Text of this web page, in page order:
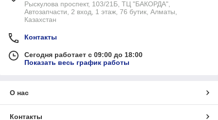
Рыскулова проспект, 103/21Б, ТЦ "БАКОРДА",
Автозапчасти, 2 вход, 1 этаж, 76 бутик, Алматы,
Казахстан
Контакты
Сегодня работает с 09:00 до 18:00
Показать весь график работы
О нас
Контакты